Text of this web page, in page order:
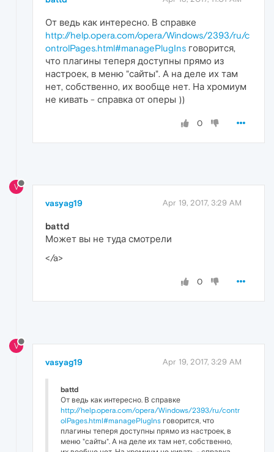
От ведь как интересно. В справке
http://help.opera.com/opera/Windows/2393/ru/c
ontrolPages.html#managePlugIns говорится,
что плагины теперя доступны прямо из
настроек, в меню "сайты". А на деле их там
нет, собственно, их вообще нет. На хромиум
не кивать - справка от оперы ))
0
V
vasyag19 Apr 19, 2017, 3:29 AM
battd
Может вы не туда смотрели
</a>
0
V
vasyag19 Apr 19, 2017, 3:29 AM
battd
От ведь как интересно. В справке
http://help.opera.com/opera/Windows/2393/ru/contr
olPages.html#managePlugIns говорится, что
плагины теперя доступны прямо из настроек, в
меню "сайты". А на деле их там нет, собственно,